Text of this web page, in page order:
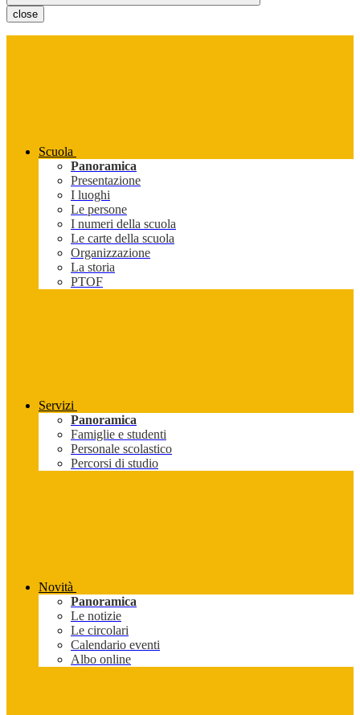
close
Scuola
Panoramica
Presentazione
I luoghi
Le persone
I numeri della scuola
Le carte della scuola
Organizzazione
La storia
PTOF
Servizi
Panoramica
Famiglie e studenti
Personale scolastico
Percorsi di studio
Novità
Panoramica
Le notizie
Le circolari
Calendario eventi
Albo online